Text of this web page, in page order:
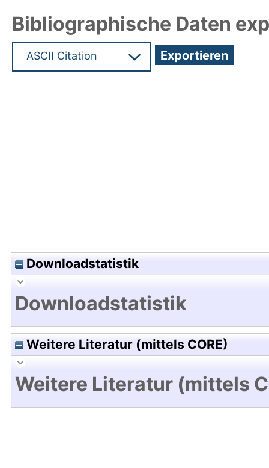
Bibliographische Daten
Downloadstatistik
Downloadstatistik
Weitere Literatur (mittels CORE)
Weitere Literatur (mittels